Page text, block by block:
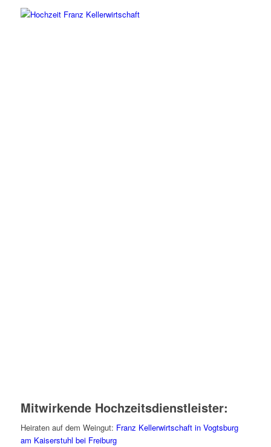
Mitwirkende Hochzeitsdienstleister:
Heiraten auf dem Weingut: Franz Kellerwirtschaft in Vogtsburg
am Kaiserstuhl bei Freiburg